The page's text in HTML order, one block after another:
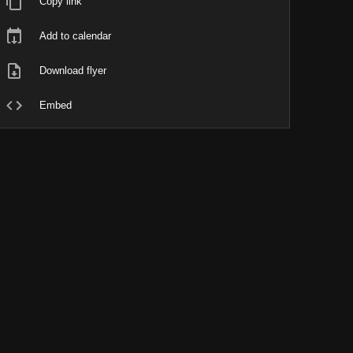
Add to calendar
Download flyer
Embed